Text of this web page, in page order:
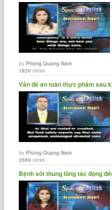
byPhùng Quang Nam
1820 views
Vấn đề an toàn thực phẩm sau
byPhùng Quang Nam
2569 views
Bệnh sốt thung lũng tác động